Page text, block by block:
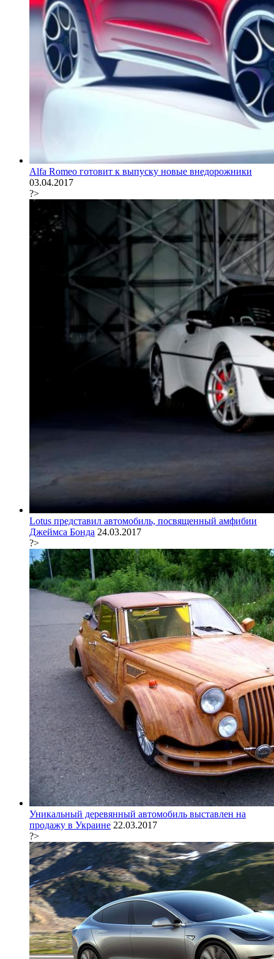
Alfa Romeo готовит к выпуску новые внедорожники
03.04.2017
?>
Lotus представил автомобиль, посвященный амфибии
Джеймса Бонда 24.03.2017
?>
Уникальный деревянный автомобиль выставлен на
продажу в Украине 22.03.2017
?>